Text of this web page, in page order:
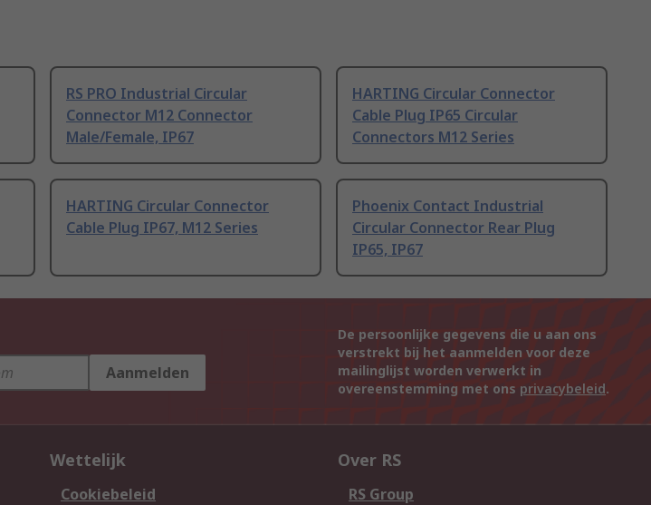
RS PRO Industrial Circular
Connector M12 Connector
Male/Female, IP67
HARTING Circular Connector
Cable Plug IP65 Circular
Connectors M12 Series
HARTING Circular Connector
Cable Plug IP67, M12 Series
Phoenix Contact Industrial
Circular Connector Rear Plug
IP65, IP67
Aanmelden
De persoonlijke gegevens die u aan ons
verstrekt bij het aanmelden voor deze
mailinglijst worden verwerkt in
overeenstemming met ons privacybeleid.
Wettelijk
Cookiebeleid
Over RS
RS Group